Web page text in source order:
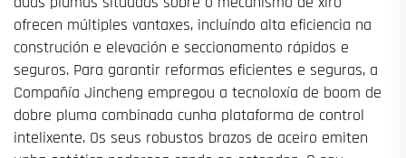
ofrecen múltiples vantaxes, incluíndo alta eficiencia na
construción e elevación e seccionamento rápidos e
seguros. Para garantir reformas eficientes e seguras, a
Compañía Jincheng empregou a tecnoloxía de boom de
dobre pluma combinada cunha plataforma de control
intelixente. Os seus robustos brazos de aceiro emiten